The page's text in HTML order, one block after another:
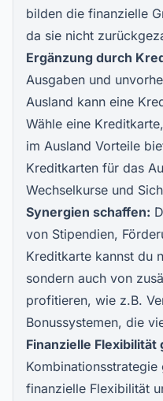
bilden die finanzielle
da sie nicht
Ergänzung durch
Ausgaben und
Ausland kann eine
Wähle eine
im Ausland Vorteile
Kreditkarten für das
Wechselkurse und
Synergien schaffen:
von Stipendien,
Kreditkarte kannst du
sondern auch von
profitieren, wie z.B.
Bonussystemen, die
Finanzielle Flexibilität
finanzielle Flexibilität